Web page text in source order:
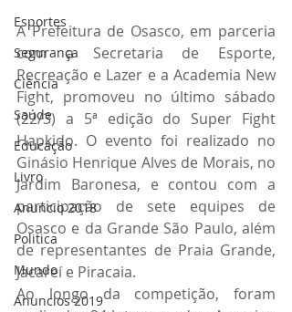
Esportes
Segurança
Ciência
Saúde
Educação
Livro
Anuncio 2018
Politica
Mundo
Anuncios 2019
A Prefeitura de Osasco, em parceria
com a Secretaria de Esporte,
Recreação e Lazer e a Academia New
Fight, promoveu no último sábado
(22/3) a 5ª edição do Super Fight
Hapkido. O evento foi realizado no
Ginásio Henrique Alves de Morais, no
Jardim Baronesa, e contou com a
participação de sete equipes de
Osasco e da Grande São Paulo, além
de representantes de Praia Grande,
Jacareí e Piracaia.
Ao longo da competição, foram